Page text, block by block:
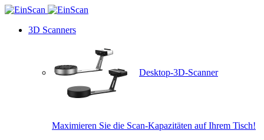
3D Scanners
Desktop-3D-Scanner
Maximieren Sie die Scan-Kapazitäten auf Ihrem Tisch!